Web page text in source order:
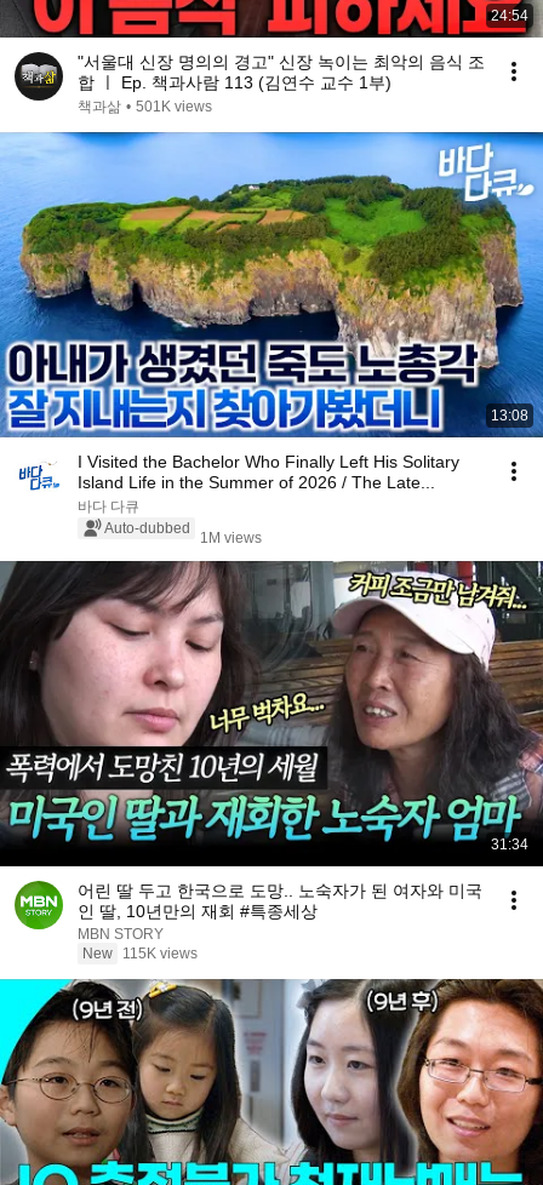
24:54
"서울대 신장 명의의 경고" 신장 녹이는 최악의 음식 조
합 ㅣ Ep. 책과사람 113 (김연수 교수 1부)
책과삶 • 501K views
13:08
I Visited the Bachelor Who Finally Left His Solitary
Island Life in the Summer of 2026 / The Late...
바다 다큐
Auto-dubbed
1M views
31:34
어린 딸 두고 한국으로 도망.. 노숙자가 된 여자와 미국
인 딸, 10년만의 재회 #특종세상
MBN STORY
New
115K views